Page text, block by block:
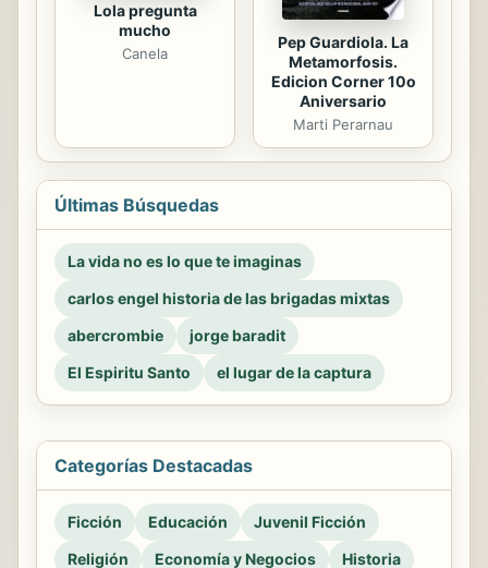
Lola pregunta
mucho
Canela
Pep Guardiola. La
Metamorfosis.
Edicion Corner 10o
Aniversario
Marti Perarnau
Últimas Búsquedas
La vida no es lo que te imaginas
carlos engel historia de las brigadas mixtas
abercrombie
jorge baradit
El Espiritu Santo
el lugar de la captura
Categorías Destacadas
Ficción Educación
Juvenil Ficción
Religión
Economía y Negocios Historia